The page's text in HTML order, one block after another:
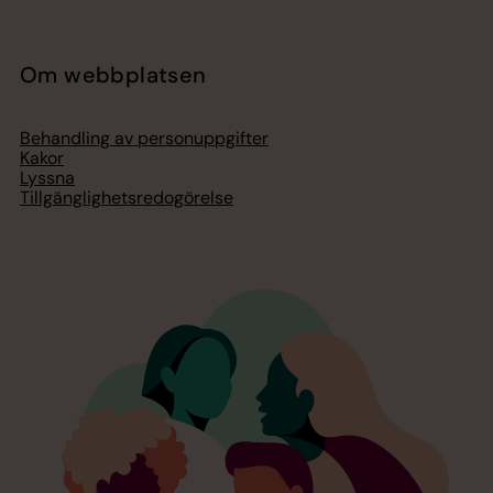
Om webbplatsen
Behandling av personuppgifter
Kakor
Lyssna
Tillgänglighetsredogörelse